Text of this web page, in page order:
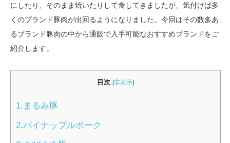
にしたり、そのまま焼いたりして食してきましたが、気付けば多
くのブランド豚肉が出回るようになりました。今回はその数多あ
るブランド豚肉の中から通販で入手可能なおすすめブランドをご
紹介します。
目次 [非表示]
1.まるみ豚
2.パイナップルポーク